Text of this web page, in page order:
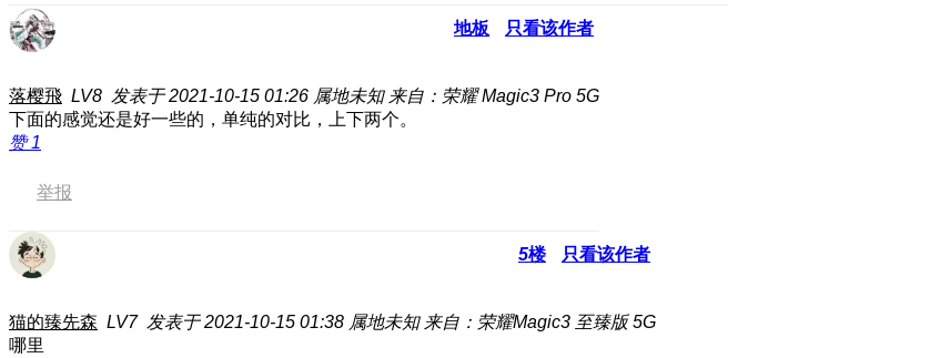
地板 只看该作者
落樱飛 LV8 发表于 2021-10-15 01:26 属地未知 来自：荣耀 Magic3 Pro 5G
下面的感觉还是好一些的，单纯的对比，上下两个。
赞1
举报
5楼 只看该作者
猫的臻先森 LV7 发表于 2021-10-15 01:38 属地未知 来自：荣耀Magic3 至臻版 5G
哪里